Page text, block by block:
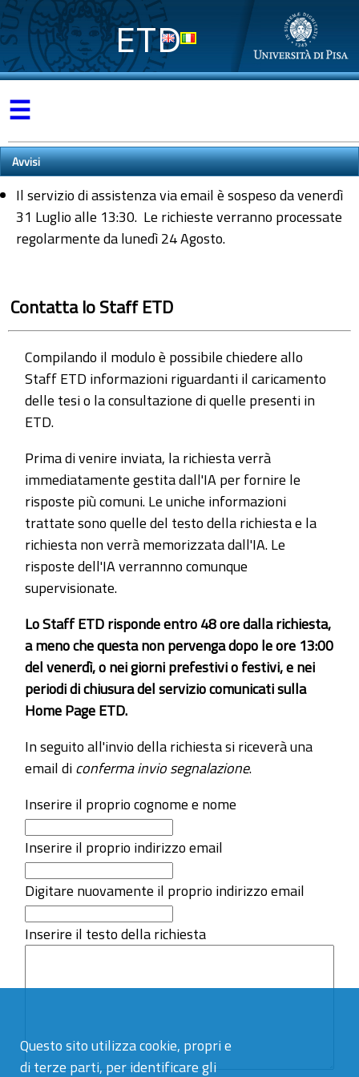
Questo sito utilizza cookie, propri e
di terze parti, per identificare gli
ETD
☰
Avvisi
Il servizio di assistenza via email è sospeso da venerdì
31 Luglio alle 13:30. Le richieste verranno processate
regolarmente da lunedì 24 Agosto.
Contatta lo Staff ETD
Compilando il modulo è possibile chiedere allo
Staff ETD informazioni riguardanti il caricamento
delle tesi o la consultazione di quelle presenti in
ETD.
Prima di venire inviata, la richiesta verrà
immediatamente gestita dall'IA per fornire le
risposte più comuni. Le uniche informazioni
trattate sono quelle del testo della richiesta e la
richiesta non verrà memorizzata dall'IA. Le
risposte dell'IA verrannno comunque
supervisionate.
Lo Staff ETD risponde entro 48 ore dalla richiesta,
a meno che questa non pervenga dopo le ore 13:00
del venerdì, o nei giorni prefestivi o festivi, e nei
periodi di chiusura del servizio comunicati sulla
Home Page ETD.
In seguito all'invio della richiesta si riceverà una
email diconferma invio segnalazione.
Inserire il proprio cognome e nome
Inserire il proprio indirizzo email
Digitare nuovamente il proprio indirizzo email
Inserire il testo della richiesta